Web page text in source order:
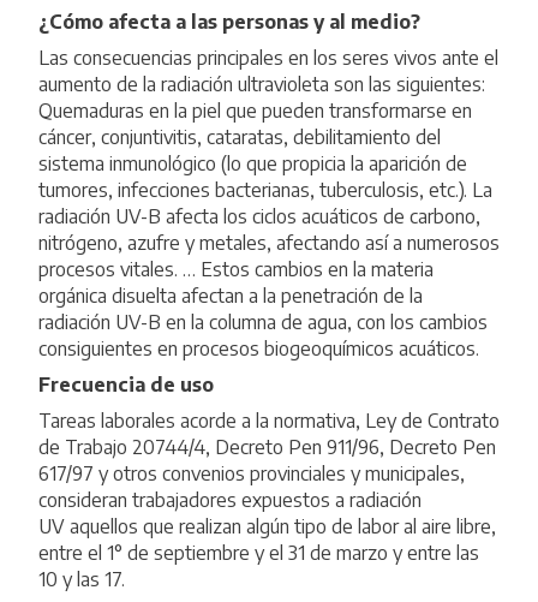
¿Cómo afecta a las personas y al medio?
Las consecuencias principales en los seres vivos ante el
aumento de la radiación ultravioleta son las siguientes:
Quemaduras en la piel que pueden transformarse en
cáncer, conjuntivitis, cataratas, debilitamiento del
sistema inmunológico (lo que propicia la aparición de
tumores, infecciones bacterianas, tuberculosis, etc.). La
radiación UV-B afecta los ciclos acuáticos de carbono,
nitrógeno, azufre y metales, afectando así a numerosos
procesos vitales. … Estos cambios en la materia
orgánica disuelta afectan a la penetración de la
radiación UV-B en la columna de agua, con los cambios
consiguientes en procesos biogeoquímicos acuáticos.
Frecuencia de uso
Tareas laborales acorde a la normativa, Ley de Contrato
de Trabajo 20744/4, Decreto Pen 911/96, Decreto Pen
617/97 y otros convenios provinciales y municipales,
consideran trabajadores expuestos a radiación
UV aquellos que realizan algún tipo de labor al aire libre,
entre el 1° de septiembre y el 31 de marzo y entre las
10 y las 17.